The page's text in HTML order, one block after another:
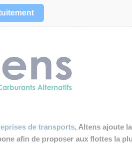
de transports, Altens ajoute la
afin de proposer aux flottes la